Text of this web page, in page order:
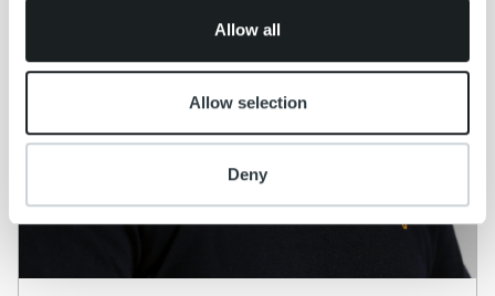
Allow all
Allow selection
Deny